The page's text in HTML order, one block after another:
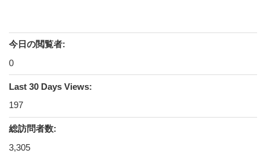
今日の閲覧者:
0
Last 30 Days Views:
197
総訪問者数:
3,305